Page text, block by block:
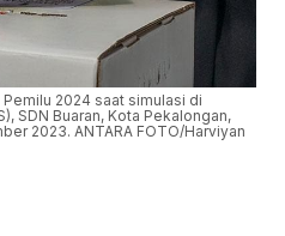
2024 saat simulasi di
SDN Buaran, Kota Pekalongan,
2023. ANTARA FOTO/Harviyan